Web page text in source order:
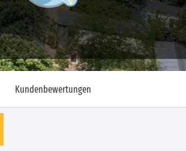
Kundenbewertungen